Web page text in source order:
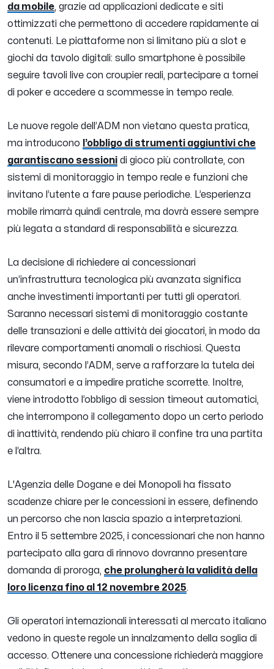
da mobile, grazie ad applicazioni dedicate e siti
ottimizzati che permettono di accedere rapidamente ai
contenuti. Le piattaforme non si limitano più a slot e
giochi da tavolo digitali: sullo smartphone è possibile
seguire tavoli live con croupier reali, partecipare a tornei
di poker e accedere a scommesse in tempo reale.
Le nuove regole dell’ADM non vietano questa pratica,
ma introducono l’obbligo di strumenti aggiuntivi che
garantiscano sessioni di gioco più controllate, con
sistemi di monitoraggio in tempo reale e funzioni che
invitano l’utente a fare pause periodiche. L’esperienza
mobile rimarrà quindi centrale, ma dovrà essere sempre
più legata a standard di responsabilità e sicurezza.
La decisione di richiedere ai concessionari
un’infrastruttura tecnologica più avanzata significa
anche investimenti importanti per tutti gli operatori.
Saranno necessari sistemi di monitoraggio costante
delle transazioni e delle attività dei giocatori, in modo da
rilevare comportamenti anomali o rischiosi. Questa
misura, secondo l’ADM, serve a rafforzare la tutela dei
consumatori e a impedire pratiche scorrette. Inoltre,
viene introdotto l’obbligo di session timeout automatici,
che interrompono il collegamento dopo un certo periodo
di inattività, rendendo più chiaro il confine tra una partita
e l’altra.
L'Agenzia delle Dogane e dei Monopoli ha fissato
scadenze chiare per le concessioni in essere, definendo
un percorso che non lascia spazio a interpretazioni.
Entro il 5 settembre 2025, i concessionari che non hanno
partecipato alla gara di rinnovo dovranno presentare
domanda di proroga, che prolungherà la validità della
loro licenza fino al 12 novembre 2025.
Gli operatori internazionali interessati al mercato italiano
vedono in queste regole un innalzamento della soglia di
accesso. Ottenere una concessione richiederà maggiore